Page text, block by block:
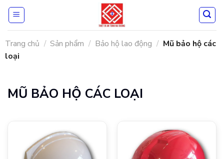
Skip
content
Trang chủ / Sản phẩm / Bảo hộ lao động / Mũ bảo hộ các
loại
MŨ BẢO HỘ CÁC LOẠI